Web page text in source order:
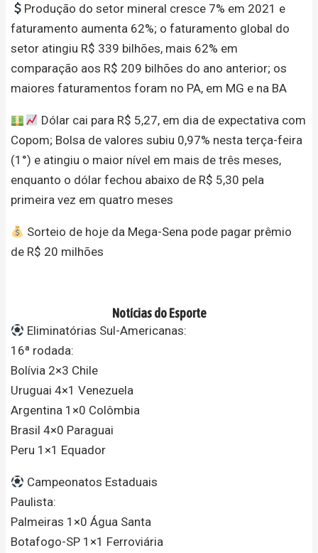
Produção do setor mineral cresce 7% em 2021 e
faturamento aumenta 62%; o faturamento global do
setor atingiu R$ 339 bilhões, mais 62% em
comparação aos R$ 209 bilhões do ano anterior; os
maiores faturamentos foram no PA, em MG e na BA
Dólar cai para R$ 5,27, em dia de expectativa com
Copom; Bolsa de valores subiu 0,97% nesta terça-feira
(1°) e atingiu o maior nível em mais de três meses,
enquanto o dólar fechou abaixo de R$ 5,30 pela
primeira vez em quatro meses
Sorteio de hoje da Mega-Sena pode pagar prêmio
de R$ 20 milhões
Notícias do Esporte
Eliminatórias Sul-Americanas:
16ª rodada:
Bolívia 2×3 Chile
Uruguai 4×1 Venezuela
Argentina 1×0 Colômbia
Brasil 4×0 Paraguai
Peru 1×1 Equador
Campeonatos Estaduais
Paulista:
Palmeiras 1×0 Água Santa
Botafogo-SP 1×1 Ferroviária